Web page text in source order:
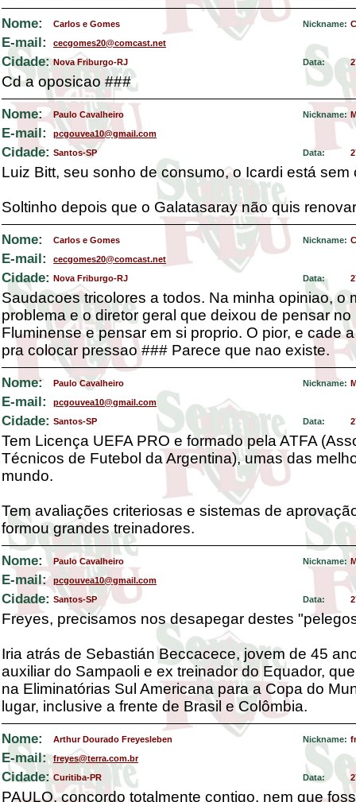
Nome: Carlos e Gomes Nickname:
E-mail: cecgomes20@comcast.net
Cidade: Nova Friburgo-RJ Data:
Cd a oposicao ###
Nome: Paulo Cavalheiro Nickname:
E-mail: pcgouvea10@gmail.com
Cidade: Santos-SP Data:
Luiz Bitt, seu sonho de consumo, o Icardi está sem
Soltinho depois que o Galatasaray não quis
Nome: Carlos e Gomes Nickname:
E-mail: cecgomes20@comcast.net
Cidade: Nova Friburgo-RJ Data:
Saudacoes tricolores a todos. Na minha opiniao, o
problema e o diretor geral que deixou de pensar no
Fluminense e pensar em si proprio. O pior, e cade
pra colocar pressao ### Parece que nao existe.
Nome: Paulo Cavalheiro Nickname:
E-mail: pcgouvea10@gmail.com
Cidade: Santos-SP Data:
Tem Licença UEFA PRO e formado pela ATFA
Técnicos de Futebol da Argentina), umas das
mundo.
Tem avaliações criteriosas e sistemas de
formou grandes treinadores.
Nome: Paulo Cavalheiro Nickname:
E-mail: pcgouvea10@gmail.com
Cidade: Santos-SP Data:
Freyes, precisamos nos desapegar destes
Iria atrás de Sebastián Beccacece, jovem de 45
auxiliar do Sampaoli e ex treinador do Equador,
na Eliminatórias Sul Americana para a Copa do
lugar, inclusive a frente de Brasil e Colômbia.
Nome: Arthur Dourado Freyesleben Nickname:
E-mail: freyes@terra.com.br
Cidade: Curitiba-PR Data:
PAULO, concordo totalmente contigo, nem que